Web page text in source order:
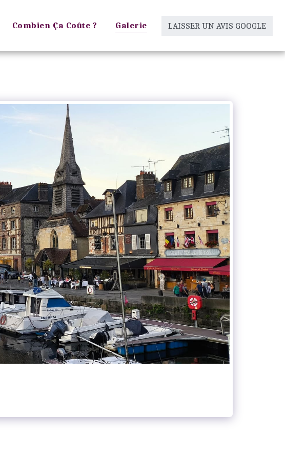
Combien Ça Coûte ? Galerie LAISSER UN AVIS GOOGLE